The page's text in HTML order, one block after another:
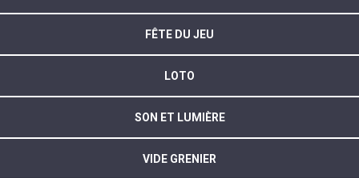
FÊTE DU JEU
LOTO
SON ET LUMIÈRE
VIDE GRENIER